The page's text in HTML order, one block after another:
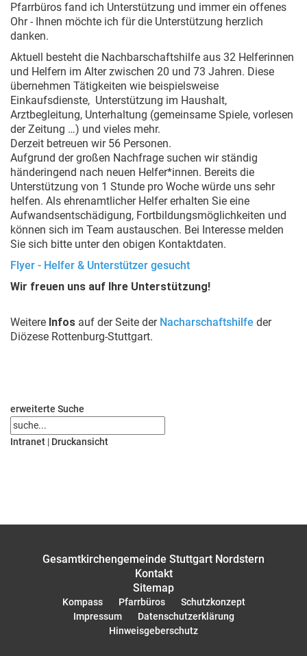
Pfarrbüros fand ich Unterstützung und immer ein offenes
Ohr - Ihnen möchte ich für die Unterstützung herzlich
danken.
Aktuell besteht die Nachbarschaftshilfe aus 32 Helferinnen
und Helfern im Alter zwischen 20 und 73 Jahren. Diese
übernehmen Tätigkeiten wie beispielsweise
Einkaufsdienste, Unterstützung im Haushalt,
Arztbegleitung, Unterhaltung (gemeinsame Spiele, vorlesen
der Zeitung …) und vieles mehr.
Derzeit betreuen wir 56 Personen.
Aufgrund der großen Nachfrage suchen wir ständig
händeringend nach neuen Helfer*innen. Bereits die
Unterstützung von 1 Stunde pro Woche würde uns sehr
helfen. Als ehrenamtlicher Helfer erhalten Sie eine
Aufwandsentschädigung, Fortbildungsmöglichkeiten und
können sich im Team austauschen. Bei Interesse melden
Sie sich bitte unter den obigen Kontaktdaten.
Flyer - Helfer & Unterstützer gesucht
Wir freuen uns auf Ihre Unterstützung!
Weitere Infos auf der Seite der Nacharschaftshilfe der
Diözese Rottenburg-Stuttgart.
erweiterte Suche
Intranet | Druckansicht
Gesamtkirchengemeinde Stuttgart Nordstern
Kontakt
Sitemap
Kompass Pfarrbüros
Schutzkonzept
Impressum
Datenschutzerklärung
Hinweisgeberschutz